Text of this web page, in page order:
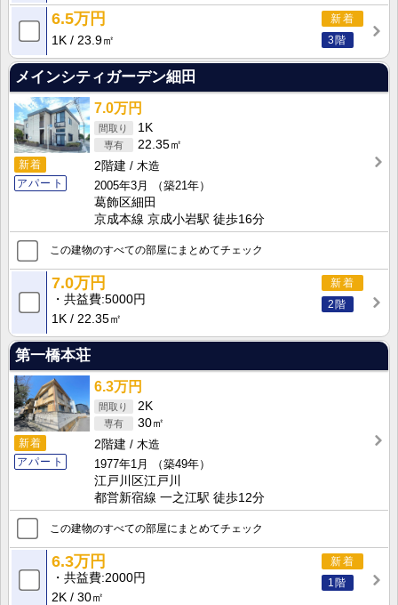
新着
3階
6.5万円
1K 23.9㎡
メインシティガーデン細田
新着
アパート
7.0万円
1K
22.35㎡
2階建
木造
2005年3月
（築21年）
葛飾区細田
京成本線 京成小岩駅 徒歩16分
この建物のすべての部屋にまとめてチェック
新着
2階
7.0万円
共益費 5000円
1K
22.35㎡
第一橋本荘
新着
アパート
6.3万円
2K
30㎡
2階建
木造
1977年1月
（築49年）
江戸川区江戸川
都営新宿線 一之江駅 徒歩12分
この建物のすべての部屋にまとめてチェック
新着
1階
6.3万円
共益費 2000円
2K
30㎡